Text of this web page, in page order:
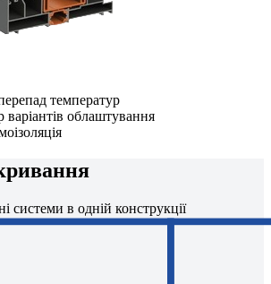
температур
облаштування
системи в одній конструкції